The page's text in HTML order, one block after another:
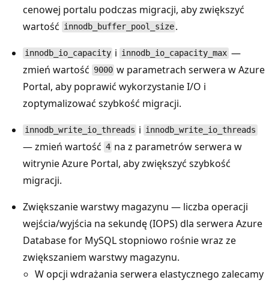
cenowej portalu podczas migracji, aby zwiększyć
wartość innodb_buffer_pool_size .
innodb_io_capacity i innodb_io_capacity_max —
zmień wartość 9000 w parametrach serwera w Azure
Portal, aby poprawić wykorzystanie I/O i
zoptymalizować szybkość migracji.
innodb_write_io_threads i innodb_write_io_threads
— zmień wartość 4 na z parametrów serwera w
witrynie Azure Portal, aby zwiększyć szybkość
migracji.
Zwiększanie warstwy magazynu — liczba operacji
wejścia/wyjścia na sekundę (IOPS) dla serwera Azure
Database for MySQL stopniowo rośnie wraz ze
zwiększaniem warstwy magazynu.
W opcji wdrażania serwera elastycznego zalecamy